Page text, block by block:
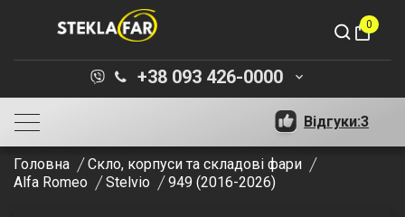
shopping_bag
0
+38 093 426-0000 keyboard_arrow_down
Відгуки:3
Головна
Скло, корпуси та складові фари
Alfa Romeo
Stelvio 949 (2016-2026)